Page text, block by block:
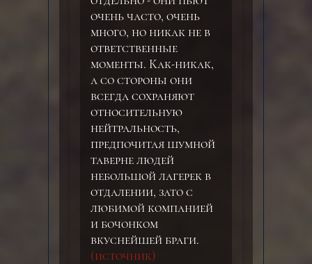
очень часто, очень
много, но никак не в
ответственные
моменты. Как-никак,
а со стороны они
всегда сохраняют
относительную
нейтральность,
предпочитая шумной
таверне людей
небольшой лагерек в
отдалении, зато с
любимой компанией
и бочонком
вкуснейшей браги.
(источник)